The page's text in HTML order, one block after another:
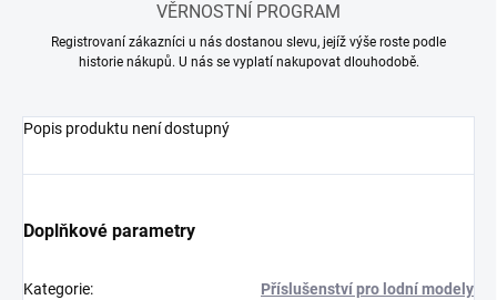
VĚRNOSTNÍ PROGRAM
Registrovaní zákazníci u nás dostanou slevu, jejíž výše roste podle
historie nákupů. U nás se vyplatí nakupovat dlouhodobě.
Popis produktu není dostupný
Doplňkové parametry
Kategorie: Příslušenství pro lodní modely